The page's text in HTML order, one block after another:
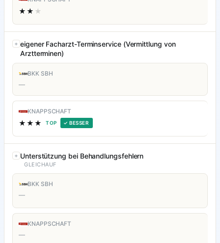
★★ ★
eigener Facharzt-Terminservice (Vermittlung von
Arztterminen)
BKK SBH
—
KNAPPSCHAFT
★★★ TOP ✓ BESSER
Unterstützung bei Behandlungsfehlern
GLEICHAUF
BKK SBH
—
KNAPPSCHAFT
—